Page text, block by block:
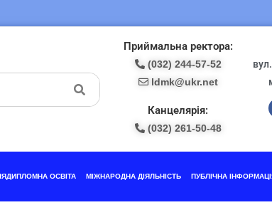
Приймальна ректора:
(032) 244-57-52
ldmk@ukr.net
Канцелярія:
(032) 261-50-48
ОСВІТА МІЖНАРОДНА ДІЯЛЬНІСТЬ ПУБЛІЧНА